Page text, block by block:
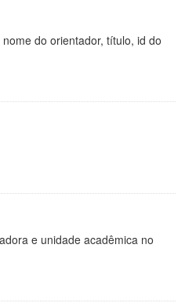
do orientador, título, id do
e unidade acadêmica no